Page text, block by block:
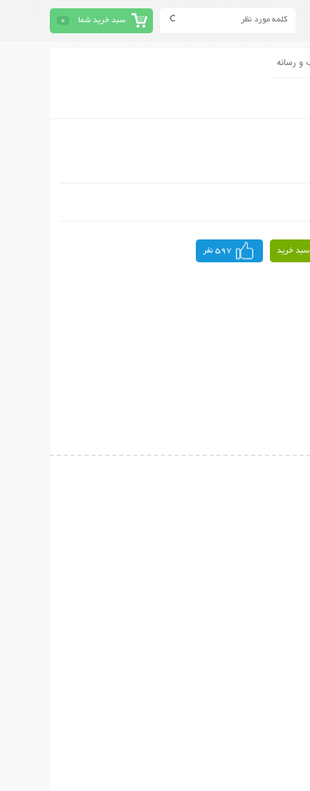
سبد خرید شما 0
و رسانه
خرید 597 نفر